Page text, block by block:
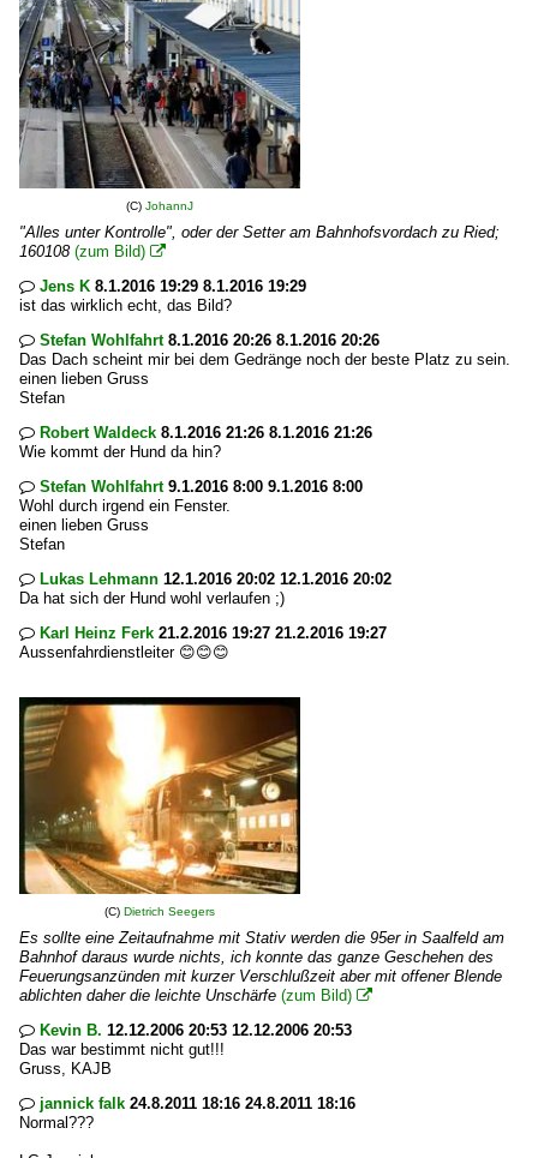
(C) JohannJ
"Alles unter Kontrolle", oder der Setter am Bahnhofsvordach zu Ried;
160108 (zum Bild) 
 Jens K 8.1.2016 19:29 8.1.2016 19:29
ist das wirklich echt, das Bild?
 Stefan Wohlfahrt8.1.2016 20:26 8.1.2016 20:26
Das Dach scheint mir bei dem Gedränge noch der beste Platz zu sein.
einen lieben Gruss
Stefan
 Robert Waldeck 8.1.2016 21:26 8.1.2016 21:26
Wie kommt der Hund da hin?
 Stefan Wohlfahrt9.1.2016 8:00 9.1.2016 8:00
Wohl durch irgend ein Fenster.
einen lieben Gruss
Stefan
 Lukas Lehmann 12.1.2016 20:02 12.1.2016 20:02
Da hat sich der Hund wohl verlaufen ;)
 Karl Heinz Ferk 21.2.2016 19:27 21.2.2016 19:27
Aussenfahrdienstleiter 😊😊😊
(C) Dietrich Seegers
Es sollte eine Zeitaufnahme mit Stativ werden die 95er in Saalfeld am
Bahnhof daraus wurde nichts, ich konnte das ganze Geschehen des
Feuerungsanzünden mit kurzer Verschlußzeit aber mit offener Blende
ablichten daher die leichte Unschärfe (zum Bild) 
 Kevin B. 12.12.2006 20:53 12.12.2006 20:53
Das war bestimmt nicht gut!!!
Gruss, KAJB
 jannick falk 24.8.2011 18:16 24.8.2011 18:16
Normal???